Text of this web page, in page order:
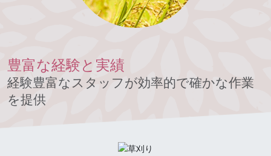
豊富な経験と実績
経験豊富なスタッフが効率的で確かな作業
を提供